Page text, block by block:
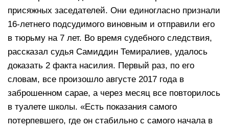
присяжных заседателей. Они единогласно признали
16-летнего подсудимого виновным и отправили его
в тюрьму на 7 лет. Во время судебного следствия,
рассказал судья Самиддин Темиралиев, удалось
доказать 2 факта насилия. Первый раз, по его
словам, все произошло августе 2017 года в
заброшенном сарае, а через месяц все повторилось
в туалете школы. «Есть показания самого
потерпевшего, где он стабильно с самого начала в